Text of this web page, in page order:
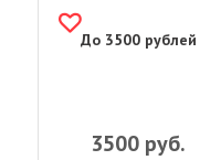
До 3500 рублей
3500 руб.